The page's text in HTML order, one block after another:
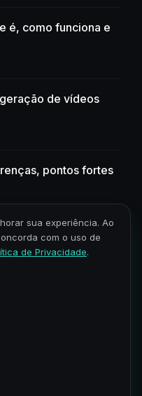
é, como funciona e
de vídeos
pontos fortes
em 2026: o
sua experiência. Ao
com o uso de
de Privacidade.